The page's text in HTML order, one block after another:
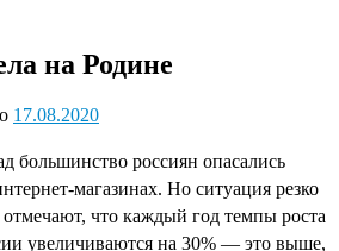
на Родине
17.08.2020
большинство россиян опасались
магазинах. Но ситуация резко
что каждый год темпы роста
увеличиваются на 30% — это выше,